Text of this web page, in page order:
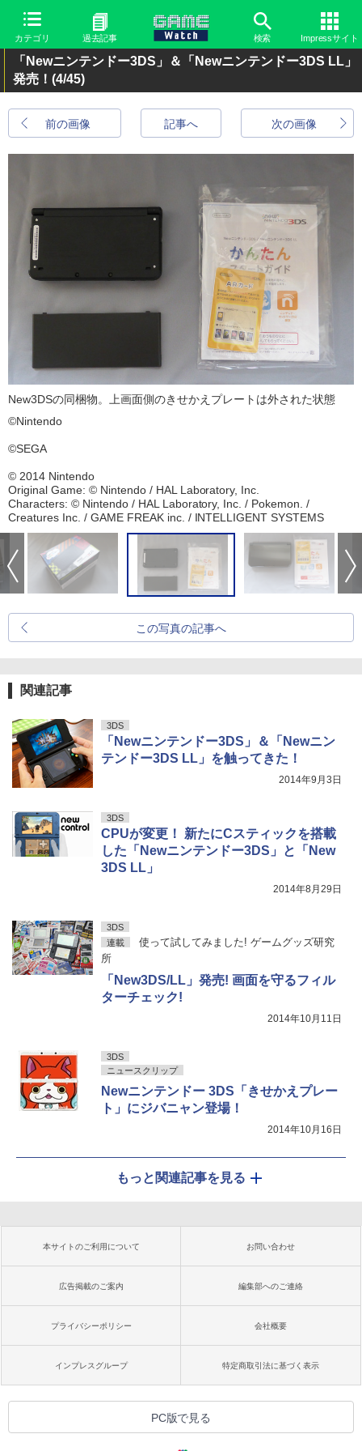
カテゴリ 過去記事 検索 Impressサイト
「Newニンテンドー3DS」＆「Newニンテンドー3DS LL」
発売！ (4/45)
前の画像 次の画像
記事へ
New3DSの同梱物。上画面側のきせかえプレートは外された状態
©Nintendo
©SEGA
© 2014 Nintendo
Original Game: © Nintendo / HAL Laboratory, Inc.
Characters: © Nintendo / HAL Laboratory, Inc. / Pokemon. /
Creatures Inc. / GAME FREAK inc. / INTELLIGENT SYSTEMS
この写真の記事へ
関連記事
3DS
「Newニンテンドー3DS」＆「Newニン
テンドー3DS LL」を触ってきた！
2014年9月3日
3DS
CPUが変更！ 新たにCスティックを搭載
した「Newニンテンドー3DS」と「New
3DS LL」
2014年8月29日
3DS
連載
使って試してみました! ゲームグッズ研究
所
「New3DS/LL」発売! 画面を守るフィル
ターチェック!
2014年10月11日
3DS
ニュースクリップ
Newニンテンドー 3DS「きせかえプレー
ト」にジバニャン登場！
2014年10月16日
もっと関連記事を見る
本サイトのご利用について お問い合わせ
広告掲載のご案内 編集部へのご連絡
プライバシーポリシー 会社概要
インプレスグループ 特定商取引法に基づく表示
PC版で見る